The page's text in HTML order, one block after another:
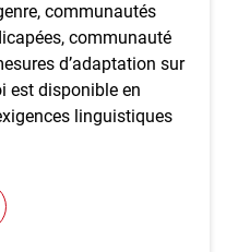
communautés
communauté
d’adaptation sur
est disponible en
linguistiques